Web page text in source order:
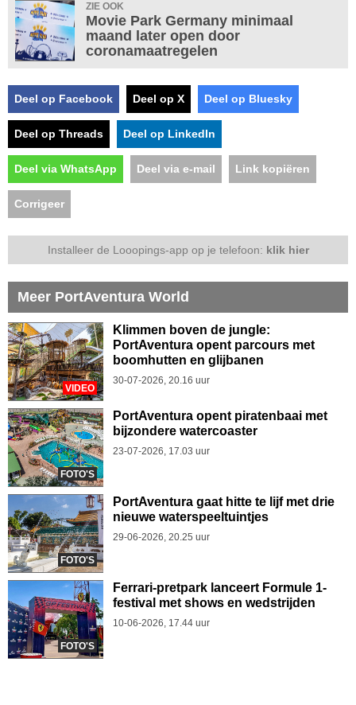
ZIE OOK
Movie Park Germany minimaal
maand later open door
coronamaatregelen
Deel op Facebook Deel op X Deel op Bluesky
Deel op Threads Deel op LinkedIn
Deel via WhatsApp Deel via e-mail Link kopiëren
Corrigeer
Installeer de Looopings-app op je telefoon: klik hier
Meer PortAventura World
VIDEO
Klimmen boven de jungle:
PortAventura opent parcours met
boomhutten en glijbanen
30-07-2026, 20.16 uur
FOTO'S
PortAventura opent piratenbaai met
bijzondere watercoaster
23-07-2026, 17.03 uur
FOTO'S
PortAventura gaat hitte te lijf met drie
nieuwe waterspeeltuintjes
29-06-2026, 20.25 uur
FOTO'S
Ferrari-pretpark lanceert Formule 1-
festival met shows en wedstrijden
10-06-2026, 17.44 uur